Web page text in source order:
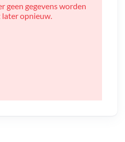
geen gegevens worden
later opnieuw.